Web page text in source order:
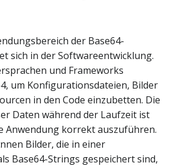
der Base64-
sich in der Softwareentwicklung.
und Frameworks
um Konfigurationsdateien, Bilder
in den Code einzubetten. Die
Daten während der Laufzeit ist
Anwendung korrekt auszuführen.
Bilder, die in einer
Base64-Strings gespeichert sind,